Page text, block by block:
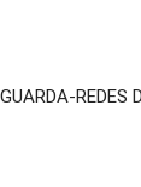
REDES